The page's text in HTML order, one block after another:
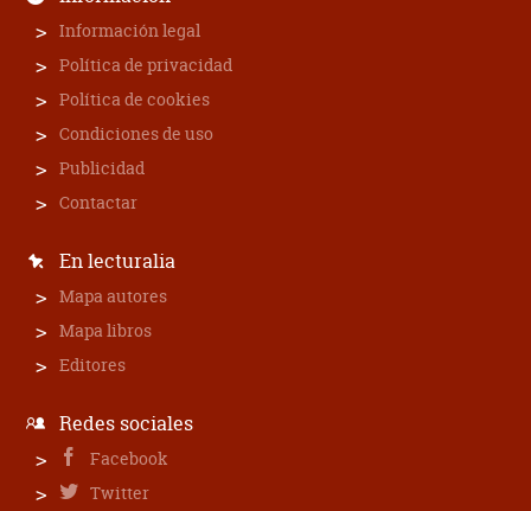
Información legal
Política de privacidad
Política de cookies
Condiciones de uso
Publicidad
Contactar
En lecturalia
Mapa autores
Mapa libros
Editores
Redes sociales
Facebook
Twitter